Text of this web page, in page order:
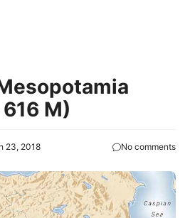
M)
23, 2018 No comments